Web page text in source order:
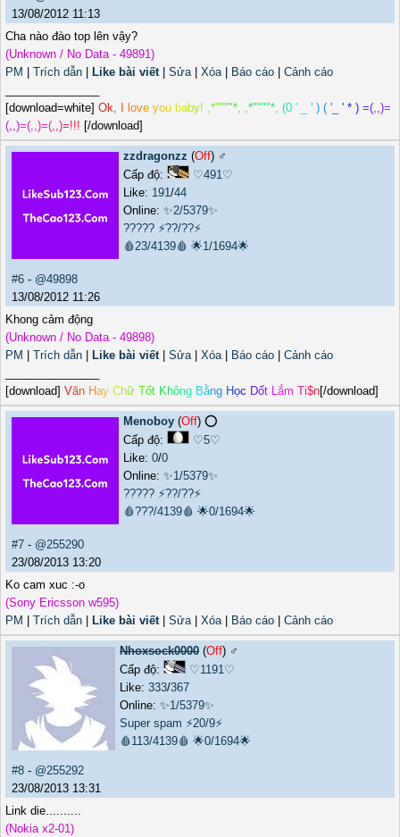
13/08/2012 11:13
Cha nào đào top lên vậy?
(Unknown / No Data - 49891)
PM
Trích dẫn Like bài viết| Sửa| Xóa| Báo cáo
Cảnh cáo
[download=white] Ok, ove you baby! ,*""""*, ,*""""*, (0 ' ' ) ( ' ' * ) =(,,)=
(,,)=(,,)=(,,)=!!! [/download]
zzdragonzz (Off) ♂️
Cấp độ:
♡491♡
Like: 191/44
Online: ✨2/5379✨
????? ⚡??/??⚡
🩸23/4139🩸 🌟1/1694🌟
#6 - @49898
13/08/2012 11:26
Khong cảm động
(Unknown / No Data - 49898)
PM
Trích dẫn Like bài viết| Sửa| Xóa| Báo cáo
Cảnh cáo
[download] Văn Hay Chữ Tốt Không Bằng Học Dốt Lắm Ti$n[/download]
Menoboy (Off) ⭕️
Cấp độ:
♡5♡
Like: 0/0
Online: ✨1/5379✨
????? ⚡??/??⚡
🩸???/4139🩸 🌟0/1694🌟
#7 - @255290
23/08/2013 13:20
Ko cam xuc :-o
(Sony Ericsson w595)
PM
Trích dẫn Like bài viết| Sửa| Xóa| Báo cáo Cảnh cáo
Nhoxsock0000 (Off) ♂️
Cấp độ:
♡1191♡
Like: 333/367
Online: ✨1/5379✨
Super spam ⚡20/9⚡
🩸113/4139🩸 🌟0/1694🌟
#8 - @255292
23/08/2013 13:31
Link die..........
(Nokia x2-01)